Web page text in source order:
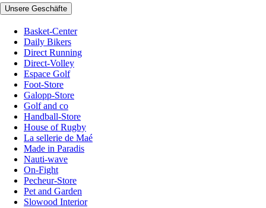
Unsere Geschäfte
Basket-Center
Daily Bikers
Direct Running
Direct-Volley
Espace Golf
Foot-Store
Galopp-Store
Golf and co
Handball-Store
House of Rugby
La sellerie de Maé
Made in Paradis
Nauti-wave
On-Fight
Pecheur-Store
Pet and Garden
Slowood Interior